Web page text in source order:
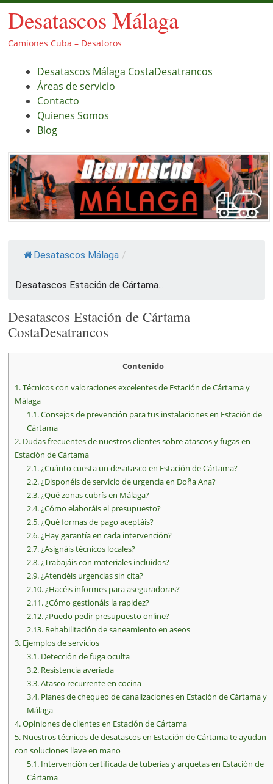
Desatascos Málaga
Camiones Cuba – Desatoros
Menú
Saltar
contenido.
Desatascos Málaga CostaDesatrancos
Áreas de servicio
Contacto
Quienes Somos
Blog
Desatascos Málaga /
Desatascos Estación de Cártama...
Desatascos Estación de Cártama
CostaDesatrancos
Contenido
1.Técnicos con valoraciones excelentes de Estación de Cártama y
Málaga
1.1.Consejos de prevención para tus instalaciones en Estación de
Cártama
2.Dudas frecuentes de nuestros clientes sobre atascos y fugas en
Estación de Cártama
2.1.¿Cuánto cuesta un desatasco en Estación de Cártama?
2.2.¿Disponéis de servicio de urgencia en Doña Ana?
2.3.¿Qué zonas cubrís en Málaga?
2.4.¿Cómo elaboráis el presupuesto?
2.5.¿Qué formas de pago aceptáis?
2.6.¿Hay garantía en cada intervención?
2.7.¿Asignáis técnicos locales?
2.8.¿Trabajáis con materiales incluidos?
2.9.¿Atendéis urgencias sin cita?
2.10.¿Hacéis informes para aseguradoras?
2.11.¿Cómo gestionáis la rapidez?
2.12.¿Puedo pedir presupuesto online?
2.13.Rehabilitación de saneamiento en aseos
3.Ejemplos de servicios
3.1.Detección de fuga oculta
3.2.Resistencia averiada
3.3.Atasco recurrente en cocina
3.4.Planes de chequeo de canalizaciones en Estación de Cártama y
Málaga
4.Opiniones de clientes en Estación de Cártama
5.Nuestros técnicos de desatascos en Estación de Cártama te ayudan
con soluciones llave en mano
5.1.Intervención certificada de tuberías y arquetas en Estación de
Cártama